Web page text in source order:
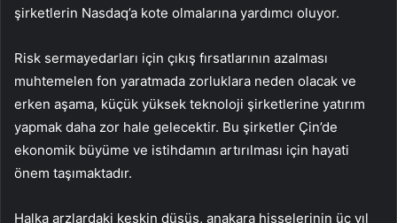
şirketlerin Nasdaq’a kote olmalarına yardımcı oluyor.
Risk sermayedarları için çıkış fırsatlarının azalması
muhtemelen fon yaratmada zorluklara neden olacak ve
erken aşama, küçük yüksek teknoloji şirketlerine yatırım
yapmak daha zor hale gelecektir. Bu şirketler Çin’de
ekonomik büyüme ve istihdamın artırılması için hayati
önem taşımaktadır.
Halka arzlardaki keskin düşüş, anakara hisselerinin üç yıl